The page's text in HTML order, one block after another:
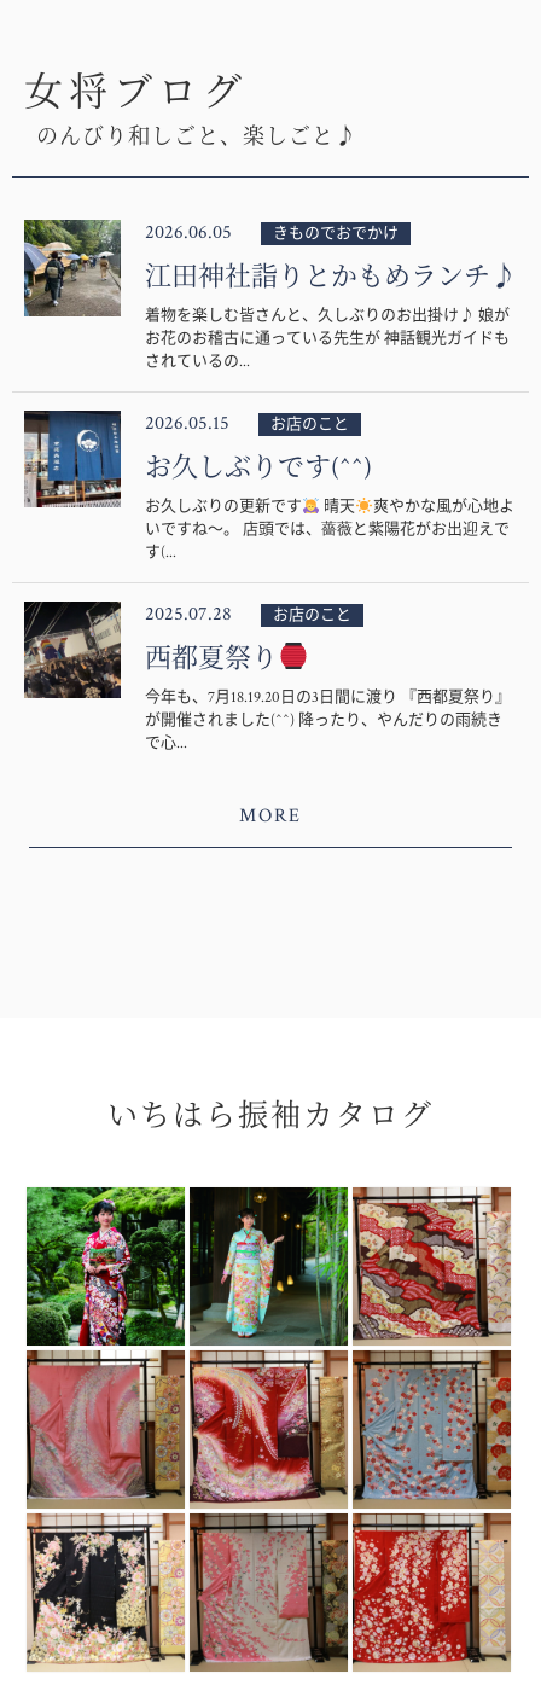
女将ブログ
のんびり和しごと、楽しごと♪
2026.06.05 きものでおでかけ
江田神社詣りとかもめランチ♪
着物を楽しむ皆さんと、久しぶりのお出掛け♪ 娘が
お花のお稽古に通っている先生が 神話観光ガイドも
されているの...
2026.05.15 お店のこと
お久しぶりです(^^)
お久しぶりの更新です 晴天
爽やかな風が心地よ
いですね〜。 店頭では、薔薇と紫陽花がお出迎えで
す(...
2025.07.28 お店のこと
西都夏祭り
今年も、7月18.19.20日の3日間に渡り 『西都夏祭り』
が開催されました(^^) 降ったり、やんだりの雨続き
で心...
MORE
いちはら振袖カタログ